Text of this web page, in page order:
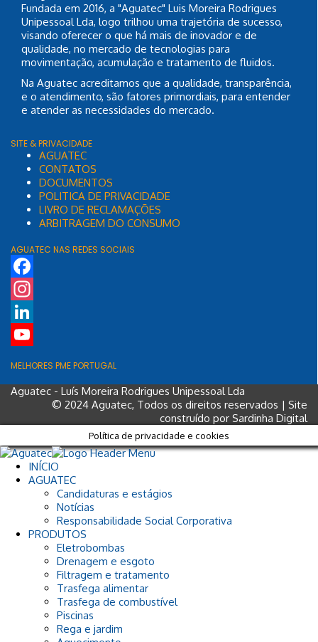
Fundada em 2016, a "Aguatec" Luis Moreira Rodrigues
Unipessoal Lda, logo trilhou uma trajetória de sucesso,
visando oferecer o que há mais de inovador e de
qualidade, no mercado de tecnologias para
movimentação, acumulação e tratamento de fluidos.
Na Aguatec acreditamos que a qualidade, transparência,
e o atendimento, são fatores primordiais, para entender
e atender as necessidades do mercado.
SITE & PRIVACIDADE
AGUATEC
CONTATOS
DOCUMENTOS
POLITICA DE PRIVACIDADE
LIVRO DE RECLAMAÇÕES
ARBITRAGEM DO CONSUMO
AGUATEC NAS REDES SOCIAIS
Facebook
Instagram
LinkedIn
MELHORES PME PORTUGAL
Aguatec - Luís Moreira Rodrigues Unipessoal Lda
© 2024 Aguatec, Todos os direitos reservados | Site
construído por Sardinha Digital
Política de privacidade e cookies
INÍCIO
AGUATEC
Candidaturas e estágios
Notícias
Responsabilidade Social Corporativa
PRODUTOS
Eletrobombas
Drenagem e esgoto
Filtragem e tratamento
Trasfega alimentar
Trasfega de combustível
Piscinas
Rega e jardim